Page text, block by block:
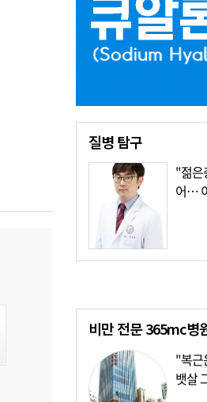
질병탐구
"젊은
어…
비만 전문365mc병
"복근
뱃살